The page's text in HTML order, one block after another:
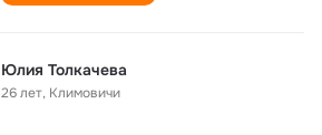
Юлия Толкачева
26 лет, Климовичи